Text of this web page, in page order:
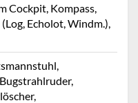
Cockpit, Kompass,
Echolot, Windm.),